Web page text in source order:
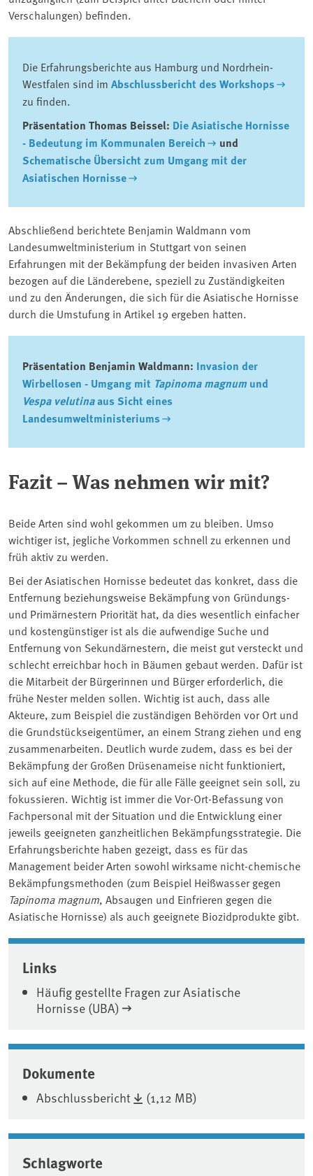
Verschalungen) befinden.
Die Erfahrungsberichte aus Hamburg und Nordrhein-
Westfalen sind im Abschlussbericht des Workshops
zu finden.
Präsentation Thomas Beissel: Die Asiatische Hornisse
- Bedeutung im Kommunalen Bereich
und
Schematische Übersicht zum Umgang mit der
Asiatischen Hornisse
Abschließend berichtete Benjamin Waldmann vom
Landesumweltministerium in Stuttgart von seinen
Erfahrungen mit der Bekämpfung der beiden invasiven Arten
bezogen auf die Länderebene, speziell zu Zuständigkeiten
und zu den Änderungen, die sich für die Asiatische Hornisse
durch die Umstufung in Artikel 19 ergeben hatten.
Präsentation Benjamin Waldmann: Invasion der
Wirbellosen - Umgang mit Tapinoma magnumund
Vespa velutinaaus Sicht eines
Landesumweltministeriums
Fazit – Was nehmen wir mit?
Beide Arten sind wohl gekommen um zu bleiben. Umso
wichtiger ist, jegliche Vorkommen schnell zu erkennen und
früh aktiv zu werden.
Bei der Asiatischen Hornisse bedeutet das konkret, dass die
Entfernung beziehungsweise Bekämpfung von Gründungs-
und Primärnestern Priorität hat, da dies wesentlich einfacher
und kostengünstiger ist als die aufwendige Suche und
Entfernung von Sekundärnestern, die meist gut versteckt und
schlecht erreichbar hoch in Bäumen gebaut werden. Dafür ist
die Mitarbeit der Bürgerinnen und Bürger erforderlich, die
frühe Nester melden sollen. Wichtig ist auch, dass alle
Akteure, zum Beispiel die zuständigen Behörden vor Ort und
die Grundstückseigentümer, an einem Strang ziehen und eng
zusammenarbeiten. Deutlich wurde zudem, dass es bei der
Bekämpfung der Großen Drüsenameise nicht funktioniert,
sich auf eine Methode, die für alle Fälle geeignet sein soll, zu
fokussieren. Wichtig ist immer die Vor-Ort-Befassung von
Fachpersonal mit der Situation und die Entwicklung einer
jeweils geeigneten ganzheitlichen Bekämpfungsstrategie. Die
Erfahrungsberichte haben gezeigt, dass es für das
Management beider Arten sowohl wirksame nicht-chemische
Bekämpfungsmethoden (zum Beispiel Heißwasser gegen
Tapinoma magnum, Absaugen und Einfrieren gegen die
Asiatische Hornisse) als auch geeignete Biozidprodukte gibt.
Associated content
Links
Häufig gestellte Fragen zur Asiatische
Hornisse (UBA)
Dokumente
Abschlussbericht (1,12 MB)
Schlagworte